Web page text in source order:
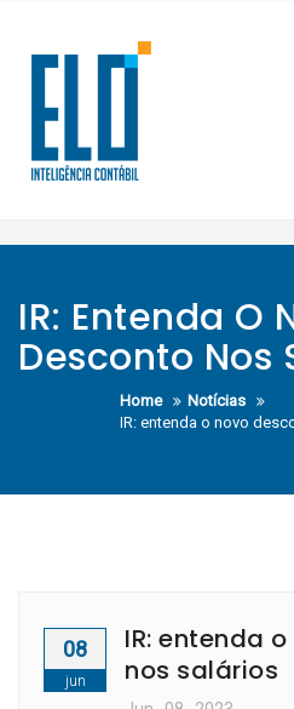
content
IR: Entenda O
Desconto Nos
Home
Notícias
IR: entenda o novo
08
jun
IR: entenda
nos salários